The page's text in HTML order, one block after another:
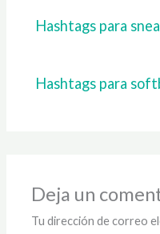
Hashtags para
Hashtags para
Deja un
Tu dirección de correo